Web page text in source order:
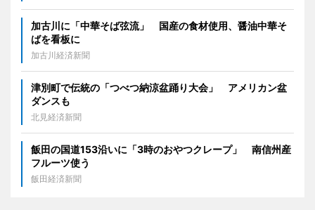
加古川に「中華そば弦流」 国産の食材使用、醤油中華そ
ばを看板に
加古川経済新聞
津別町で伝統の「つべつ納涼盆踊り大会」 アメリカン盆
ダンスも
北見経済新聞
飯田の国道153沿いに「3時のおやつクレープ」 南信州産
フルーツ使う
飯田経済新聞